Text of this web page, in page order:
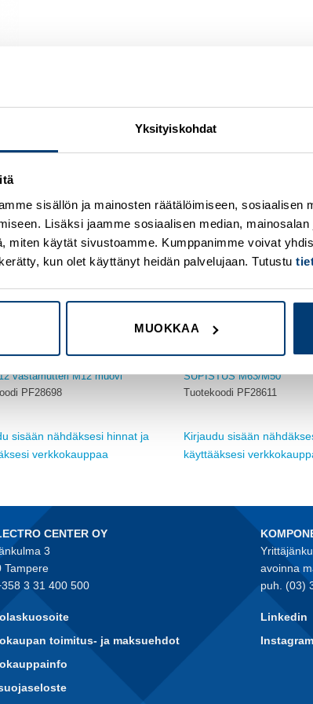
Yksityiskohdat
sisällön ja mainosten räätälöimiseen, sosiaalisen
Lisäksi jaamme sosiaalisen median,
miten käytät sivustoamme. Kumppanimme voivat
kun olet käyttänyt heidän palvelujaan. Tutustu
MUOKKAA
wishlist
vastamutteri M12 muovi
PF28698
sisään nähdäksesi hinnat ja
verkkokauppaa
SUPISTUS M63/M50
Tuotekoodi PF28611
Kirjaudu sisään
käyttääksesi
CENTER OY
3
Tampere
3 31 400 500
toimitus- ja maksuehdot
avoinna
puh. (03)
Linkedin
Instagram